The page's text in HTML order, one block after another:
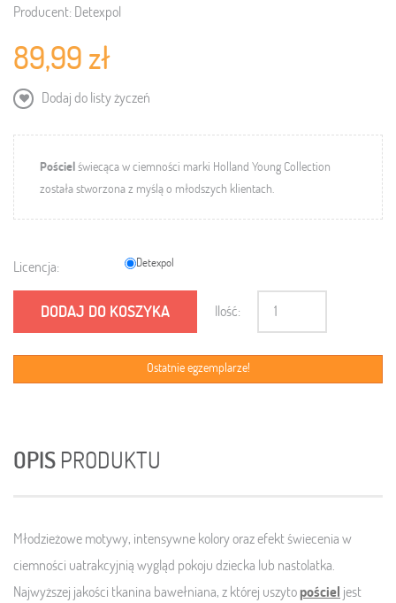
Producent: Detexpol
89,99 zł
Dodaj do listy życzeń
Pościelświecąca w ciemności marki Holland Young Collection
została stworzona z myślą o młodszych klientach.
Licencja: Detexpol
DODAJ DO KOSZYKA Ilość:
Ostatnie egzemplarze!
OPIS PRODUKTU
Młodzieżowe motywy, intensywne kolory oraz efekt świecenia w
ciemności uatrakcyjnią wygląd pokoju dziecka lub nastolatka.
Najwyższej jakości tkanina bawełniana, z której uszytopościel jest